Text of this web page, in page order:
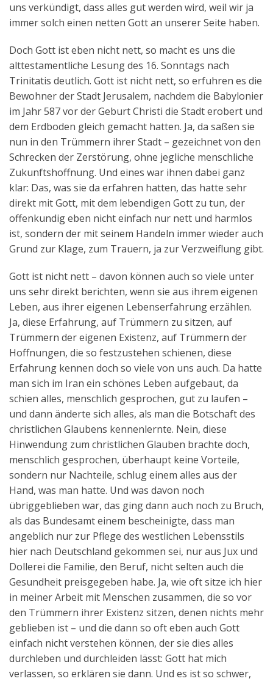
uns verkündigt, dass alles gut werden wird, weil wir ja
immer solch einen netten Gott an unserer Seite haben.
Doch Gott ist eben nicht nett, so macht es uns die
alttestamentliche Lesung des 16. Sonntags nach
Trinitatis deutlich. Gott ist nicht nett, so erfuhren es die
Bewohner der Stadt Jerusalem, nachdem die Babylonier
im Jahr 587 vor der Geburt Christi die Stadt erobert und
dem Erdboden gleich gemacht hatten. Ja, da saßen sie
nun in den Trümmern ihrer Stadt – gezeichnet von den
Schrecken der Zerstörung, ohne jegliche menschliche
Zukunftshoffnung. Und eines war ihnen dabei ganz
klar: Das, was sie da erfahren hatten, das hatte sehr
direkt mit Gott, mit dem lebendigen Gott zu tun, der
offenkundig eben nicht einfach nur nett und harmlos
ist, sondern der mit seinem Handeln immer wieder auch
Grund zur Klage, zum Trauern, ja zur Verzweiflung gibt.
Gott ist nicht nett – davon können auch so viele unter
uns sehr direkt berichten, wenn sie aus ihrem eigenen
Leben, aus ihrer eigenen Lebenserfahrung erzählen.
Ja, diese Erfahrung, auf Trümmern zu sitzen, auf
Trümmern der eigenen Existenz, auf Trümmern der
Hoffnungen, die so festzustehen schienen, diese
Erfahrung kennen doch so viele von uns auch. Da hatte
man sich im Iran ein schönes Leben aufgebaut, da
schien alles, menschlich gesprochen, gut zu laufen –
und dann änderte sich alles, als man die Botschaft des
christlichen Glaubens kennenlernte. Nein, diese
Hinwendung zum christlichen Glauben brachte doch,
menschlich gesprochen, überhaupt keine Vorteile,
sondern nur Nachteile, schlug einem alles aus der
Hand, was man hatte. Und was davon noch
übriggeblieben war, das ging dann auch noch zu Bruch,
als das Bundesamt einem bescheinigte, dass man
angeblich nur zur Pflege des westlichen Lebensstils
hier nach Deutschland gekommen sei, nur aus Jux und
Dollerei die Familie, den Beruf, nicht selten auch die
Gesundheit preisgegeben habe. Ja, wie oft sitze ich hier
in meiner Arbeit mit Menschen zusammen, die so vor
den Trümmern ihrer Existenz sitzen, denen nichts mehr
geblieben ist – und die dann so oft eben auch Gott
einfach nicht verstehen können, der sie dies alles
durchleben und durchleiden lässt: Gott hat mich
verlassen, so erklären sie dann. Und es ist so schwer,